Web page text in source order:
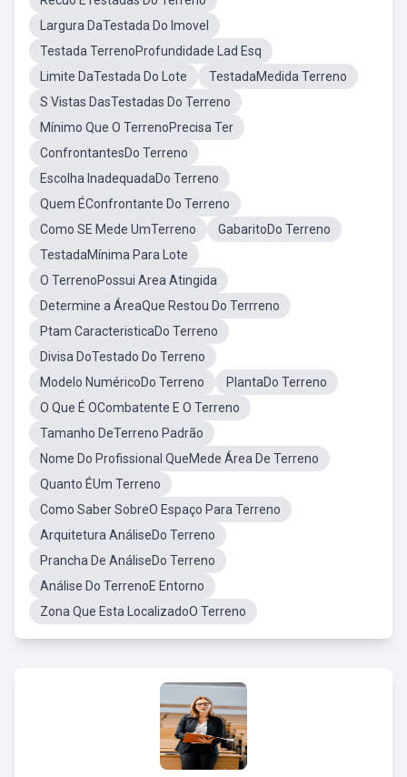
Largura DaTestada Do Imovel
Testada TerrenoProfundidade Lad Esq
Limite DaTestada Do Lote
TestadaMedida Terreno
S Vistas DasTestadas Do Terreno
Mínimo Que O TerrenoPrecisa Ter
ConfrontantesDo Terreno
Escolha InadequadaDo Terreno
Quem ÉConfrontante Do Terreno
Como SE Mede UmTerreno
GabaritoDo Terreno
TestadaMínima Para Lote
O TerrenoPossui Area Atingida
Determine a ÁreaQue Restou Do Terrreno
Ptam CaracteristicaDo Terreno
Divisa DoTestado Do Terreno
Modelo NuméricoDo Terreno
PlantaDo Terreno
O Que É OCombatente E O Terreno
Tamanho DeTerreno Padrão
Nome Do Profissional QueMede Área De Terreno
Quanto ÉUm Terreno
Como Saber SobreO Espaço Para Terreno
Arquitetura AnáliseDo Terreno
Prancha De AnáliseDo Terreno
Análise Do TerrenoE Entorno
Zona Que Esta LocalizadoO Terreno